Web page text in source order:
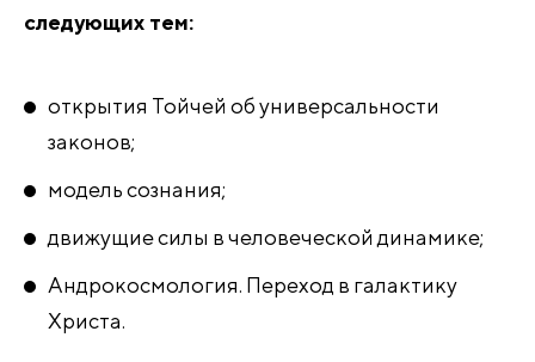
следующих тем:
открытия Тойчей об универсальности
законов;
модель сознания;
движущие силы в человеческой динамике;
Андрокосмология. Переход в галактику
Христа.